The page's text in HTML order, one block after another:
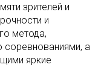
зрителей и
и
метода,
соревнованиями, а
яркие